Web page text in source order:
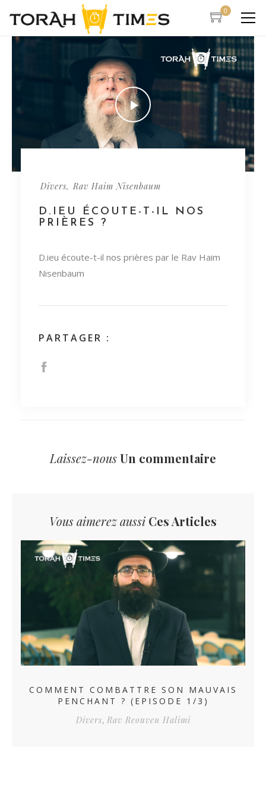
0
Divers, Rav Haim Nisenbaum
D.IEU ÉCOUTE-​T-​IL NOS
PRIÈRES ?
D.ieu écoute-​t-​il nos prières par le Rav Haim
Nisenbaum
PARTAGER :
Laissez-nousUn commentaire
Vous aimerez aussiCes Articles
COMMENT COMBATTRE SON MAUVAIS
PENCHANT ? (EPISODE 1/3)
Divers, Rav Reouven Halimi